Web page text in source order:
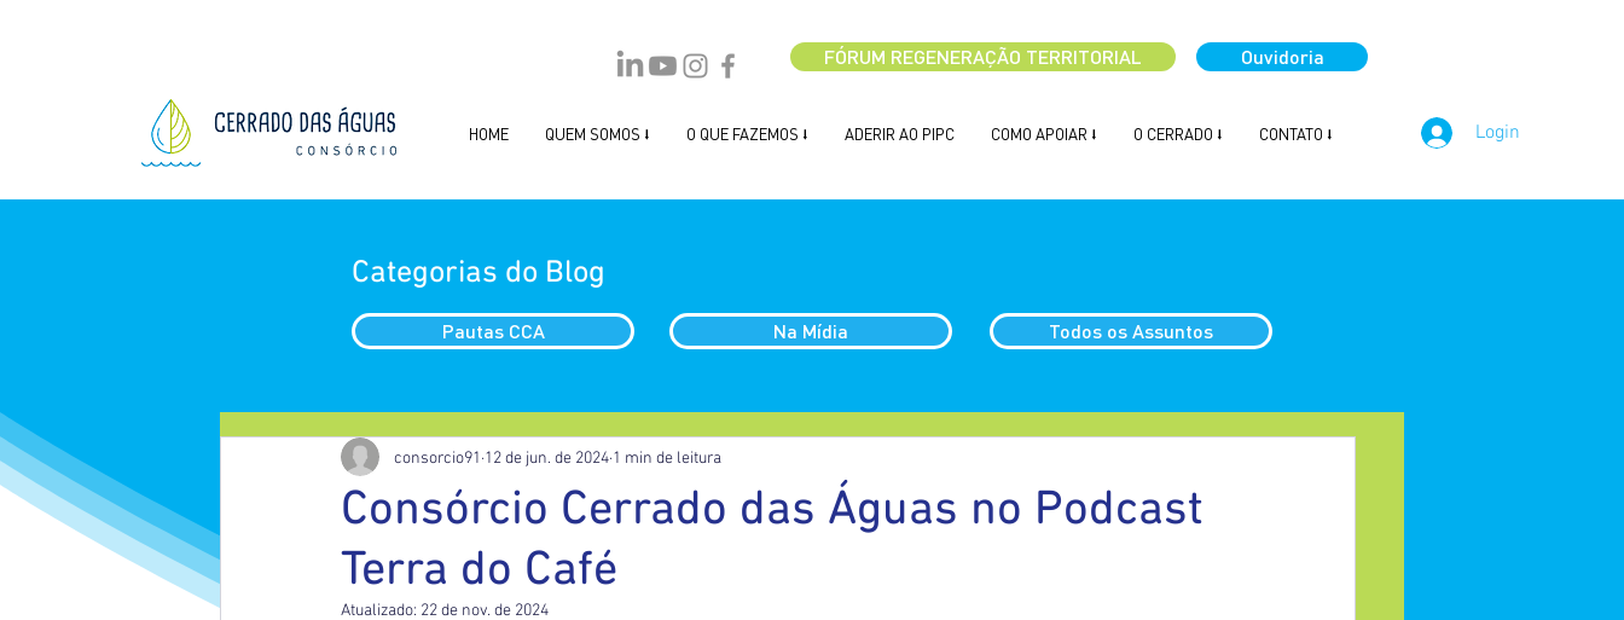
FÓRUM REGENERAÇÃO TERRITORIAL Ouvidoria
HOME QUEM SOMOS ⭣ O QUE FAZEMOS ⭣ ADERIR AO PIPC COMO APOIAR ⭣ O CERRADO ⭣ CONTATO ⭣ Login
Categorias do Blog
Pautas CCA Na Mídia Todos os Assuntos
Consórcio Cerrado das Águas no Podcast
Terra do Café
consorcio91 12 de jun. de 2024 1 min de leitura
Atualizado: 22 de nov. de 2024